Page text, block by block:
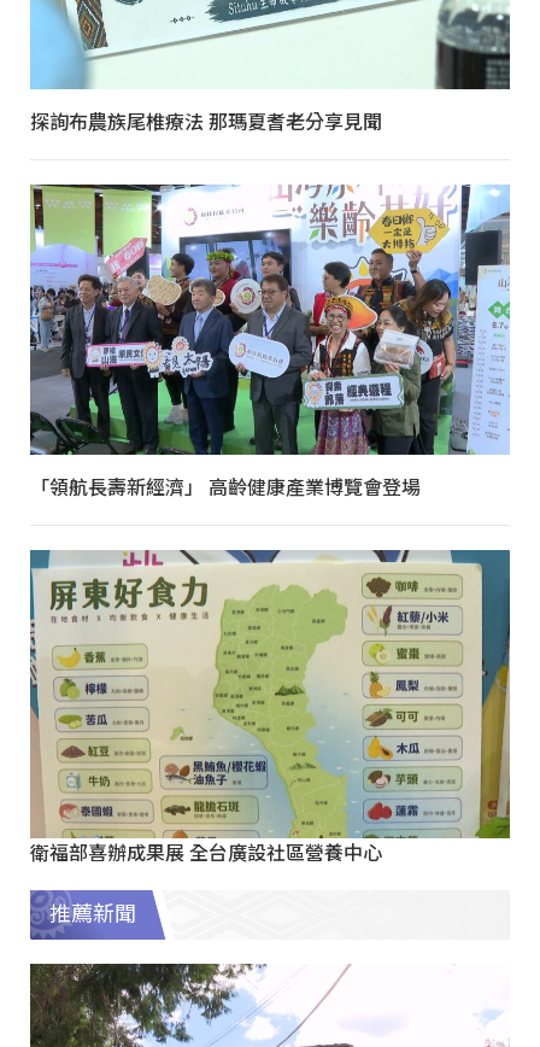
探詢布農族尾椎療法 那瑪夏耆老分享見聞
「領航長壽新經濟」 高齡健康產業博覽會登場
衛福部喜辦成果展 全台廣設社區營養中心
推薦新聞